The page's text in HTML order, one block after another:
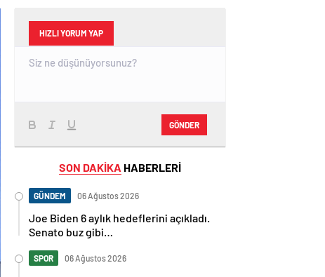
HIZLI YORUM YAP
GÖNDER
SON DAKİKA HABERLERİ
GÜNDEM 06 Ağustos 2026
Joe Biden 6 aylık hedeflerini açıkladı.
Senato buz gibi…
SPOR 06 Ağustos 2026